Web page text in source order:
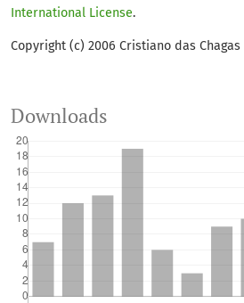
International License.
Copyright (c) 2006 Cristiano das
Downloads